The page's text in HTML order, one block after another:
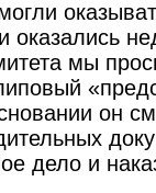
оказались
мы
он
дело и